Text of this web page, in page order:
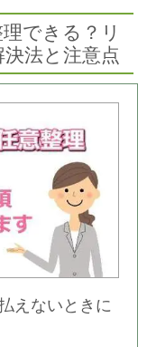
できる？リ
法と注意点
えないときに